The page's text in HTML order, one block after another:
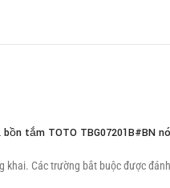
tắm TOTO TBG07201B#BN
khai. Các trường bắt buộc được